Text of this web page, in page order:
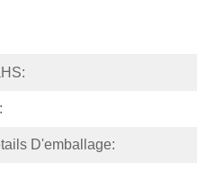
D'emballage: